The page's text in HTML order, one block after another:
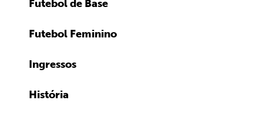
Futebol de Base
Futebol Feminino
Ingressos
História